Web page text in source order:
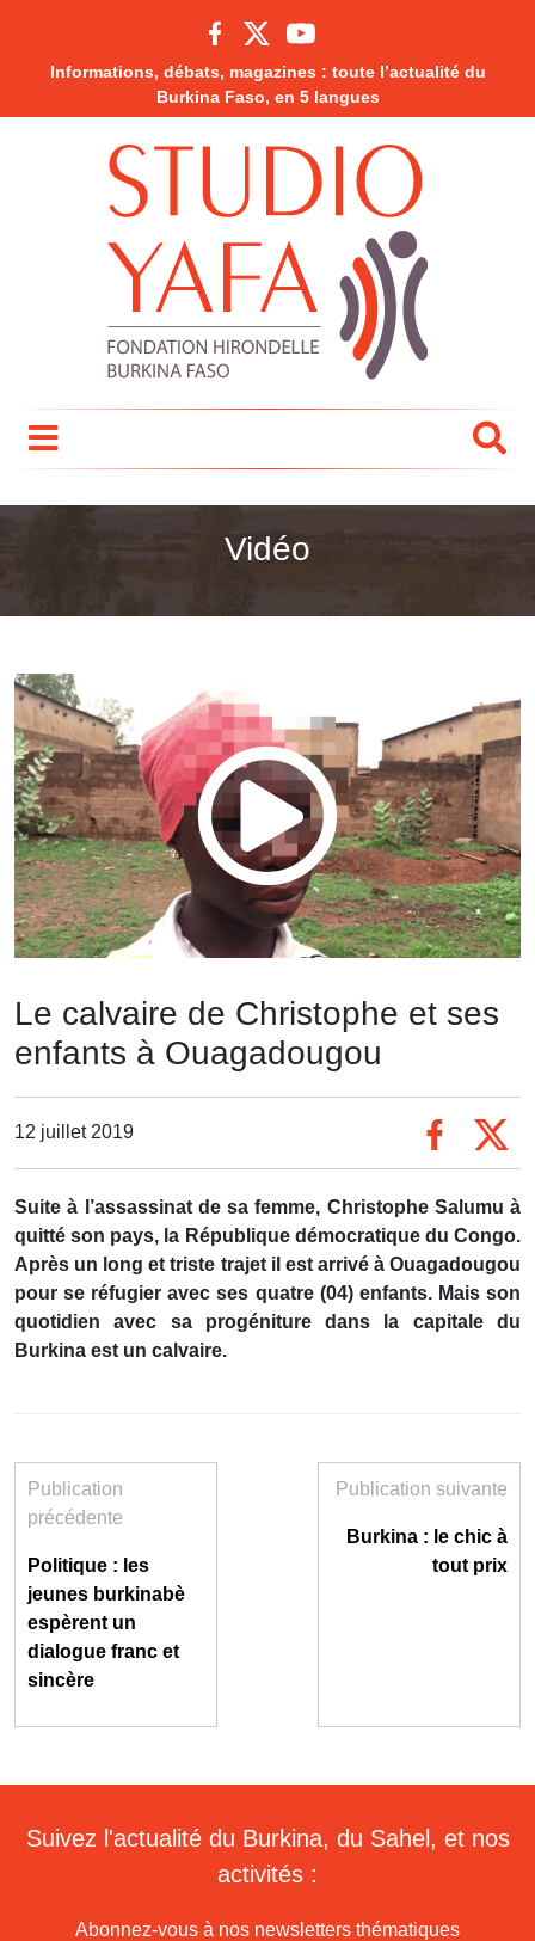
Informations, débats, magazines : toute l’actualité du
Burkina Faso, en 5 langues
Vidéo
Le calvaire de Christophe et ses
enfants à Ouagadougou
12 juillet 2019
Suite à l’assassinat de sa femme, Christophe Salumu à
quitté son pays, la République démocratique du Congo.
Après un long et triste trajet il est arrivé à Ouagadougou
pour se réfugier avec ses quatre (04) enfants. Mais son
quotidien avec sa progéniture dans la capitale du
Burkina est un calvaire.
Publication
précédente
Politique : les
jeunes burkinabè
espèrent un
dialogue franc et
sincère
Publication suivante
Burkina : le chic à
tout prix
Suivez l'actualité du Burkina, du Sahel, et nos
activités :
Abonnez-vous à nos newsletters thématiques